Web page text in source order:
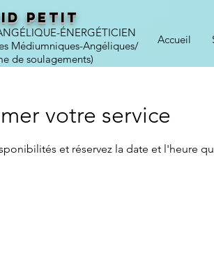
PETIT
ÉNERGÉTICIEN
Médiumniques-Angéliques/
de soulagements)
Accueil
votre service
et réservez la date et l'heure